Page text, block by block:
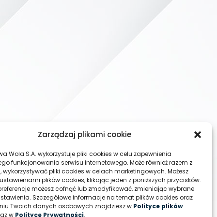
Zarządzaj plikami cookie
Wola S.A. wykorzystuje pliki cookies w celu zapewnienia
funkcjonowania serwisu internetowego. Może również razem z
wykorzystywać pliki cookies w celach marketingowych. Możesz
plików cookies, klikając jeden z poniższych przycisków.
możesz cofnąć lub zmodyfikować, zmieniając wybrane
Szczegółowe informacje na temat plików cookies oraz
Twoich danych osobowych znajdziesz w Polityce plików
w Polityce Prywatności.